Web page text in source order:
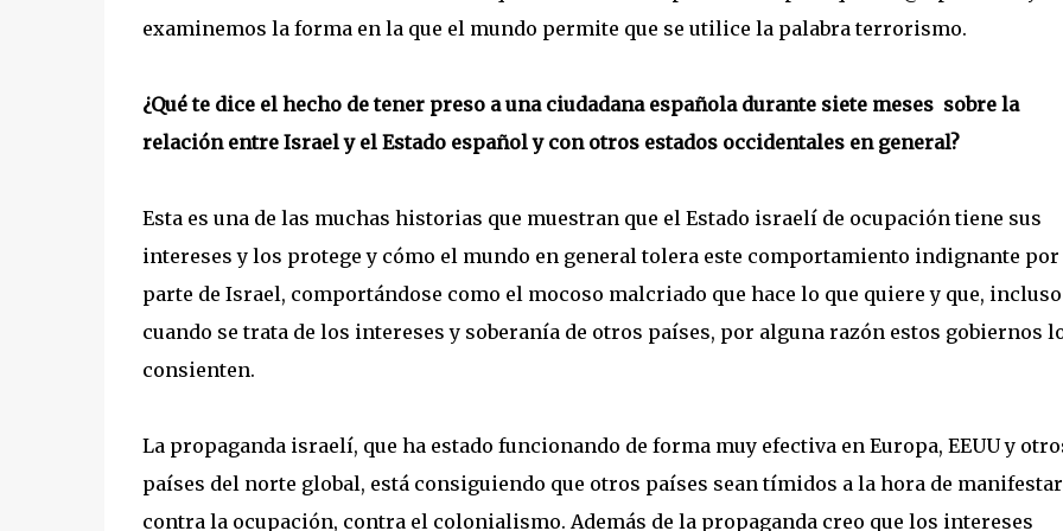
examinemos la forma en la que el mundo permite que se utilice la palabra terrorismo.
¿Qué te dice el hecho de tener preso a una ciudadana española durante siete meses sobre la
relación entre Israel y el Estado español y con otros estados occidentales en general?
Esta es una de las muchas historias que muestran que el Estado israelí de ocupación tiene sus
intereses y los protege y cómo el mundo en general tolera este comportamiento indignante por
parte de Israel, comportándose como el mocoso malcriado que hace lo que quiere y que, incluso
cuando se trata de los intereses y soberanía de otros países, por alguna razón estos gobiernos
consienten.
La propaganda israelí, que ha estado funcionando de forma muy efectiva en Europa, EEUU y
países del norte global, está consiguiendo que otros países sean tímidos a la hora de
contra la ocupación, contra el colonialismo. Además de la propaganda creo que los intereses